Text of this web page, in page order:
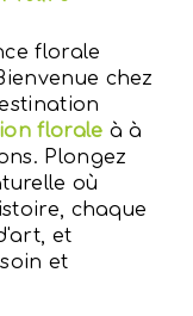
florale
chez
florale à à
Plongez
où
chaque
et
et